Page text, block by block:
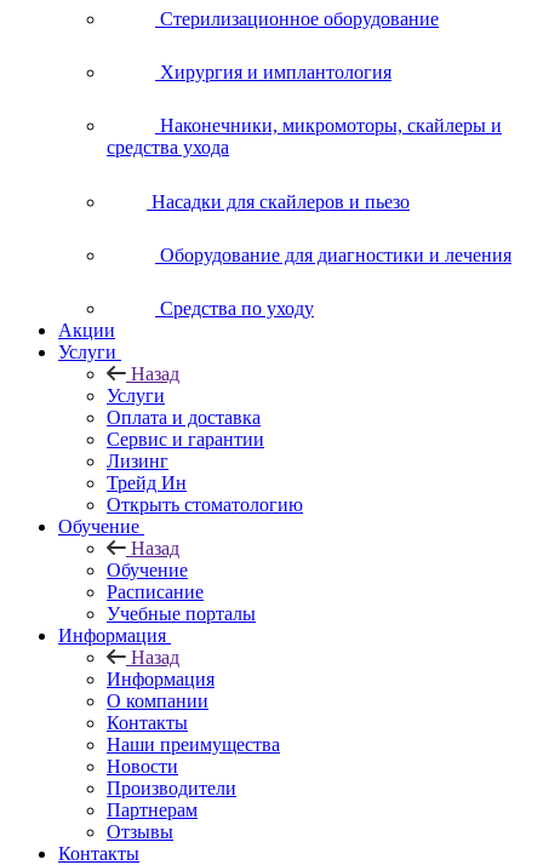
Стерилизационное оборудование
Хирургия и имплантология
Наконечники, микромоторы, скайлеры и
средства ухода
Насадки для скайлеров и пьезо
Оборудование для диагностики и лечения
Средства по уходу
Акции
Услуги
Назад
Услуги
Оплата и доставка
Сервис и гарантии
Лизинг
Трейд Ин
Открыть стоматологию
Обучение
Назад
Обучение
Расписание
Учебные порталы
Информация
Назад
Информация
О компании
Контакты
Наши преимущества
Новости
Производители
Партнерам
Отзывы
Контакты